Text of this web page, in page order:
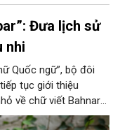
Đưa lịch sử
nhi
Quốc ngữ”, bộ đôi
tục giới thiệu
về chữ viết Bahnar”.
nghiên cứu về